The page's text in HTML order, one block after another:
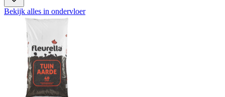
Bekijk alles in ondervloer